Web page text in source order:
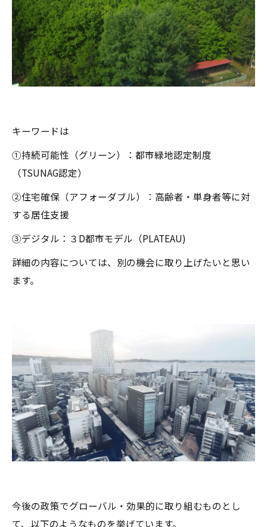
キーワードは
①持続可能性（グリーン）：都市緑地認定制度
（TSUNAG認定）
②住宅確保（アフォーダブル）：高齢者・単身者等に対
する居住支援
③デジタル：３D都市モデル（PLATEAU)
詳細の内容については、別の機会に取り上げたいと思い
ます。
今後の政策でグローバル・効果的に取り組むものとし
て、以下のようなものを挙げています。